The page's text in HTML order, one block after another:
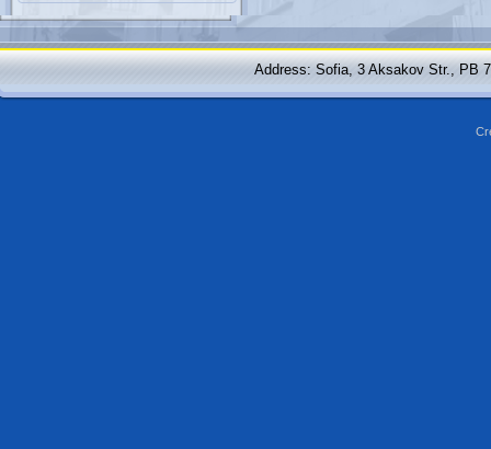
Address: Sofia, 3 Aksakov Str., PB